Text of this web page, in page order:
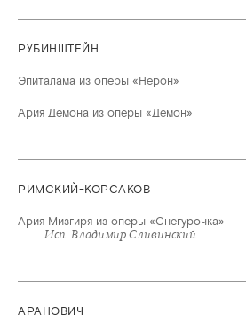
РУБИНШТЕЙН
Эпиталама из оперы «Нерон»
Ария Демона из оперы «Демон»
РИМСКИЙ-КОРСАКОВ
Ария Мизгиря из оперы «Снегурочка»
Исп. Владимир Сливинский
АРАНОВИЧ